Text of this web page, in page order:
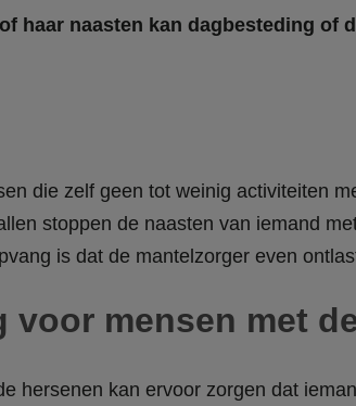
haar naasten kan dagbesteding of
die zelf geen tot weinig activiteiten
stoppen de naasten van iemand
is dat de mantelzorger even
voor mensen met
hersenen kan ervoor zorgen dat